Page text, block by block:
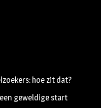
hoe zit dat?
geweldige start